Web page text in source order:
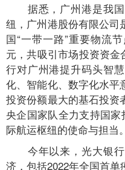
据悉，广州港是我国
纽，广州港股份有限公
国“一带一路”重要物流
元，共吸引市场投资资
行对广州港提升码头智
化、智能化、数字化水平
投资份额最大的基石投资
央企国家队全力支持国家
际航运枢纽的使命与担当。
今年以来，光大银行
济，包括2022年全国首